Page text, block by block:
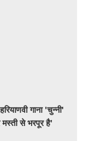
गाना 'चुन्नी'
मस्ती से भरपूर है'